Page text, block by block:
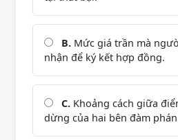
B. Mức giá trần mà
nhận để ký kết hợp đồng.
C. Khoảng cách giữa
dừng của hai bên đàm